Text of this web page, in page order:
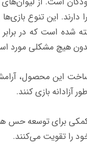
دارند. این تنوع
بادوام ساخته شده است
ساخت این محصول،
آزادانه بازی کنند.
کمکی برای توسعه
را تقویت می‌کنند.